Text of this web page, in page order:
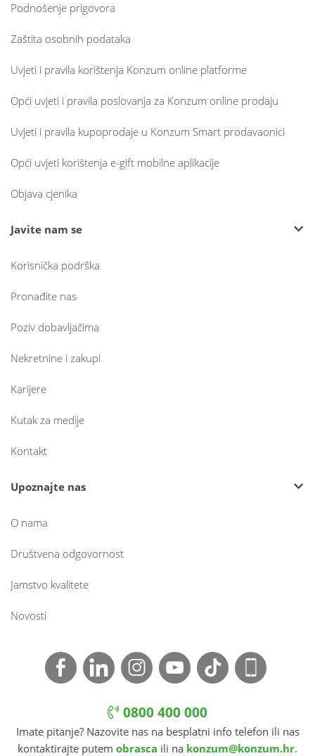
Podnošenje prigovora
Zaštita osobnih podataka
Uvjeti i pravila korištenja Konzum online platforme
Opći uvjeti i pravila poslovanja za Konzum online prodaju
Uvjeti i pravila kupoprodaje u Konzum Smart prodavaonici
Opći uvjeti korištenja e-gift mobilne aplikacije
Objava cjenika
Javite nam se
Korisnička podrška
Pronađite nas
Poziv dobavljačima
Nekretnine i zakupi
Karijere
Kutak za medije
Kontakt
Upoznajte nas
O nama
Društvena odgovornost
Jamstvo kvalitete
Novosti
0800 400 000
Imate pitanje? Nazovite nas na besplatni info telefon ili nas
kontaktirajte putem obrasca ili na konzum@konzum.hr.